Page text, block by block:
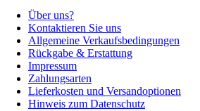
Über uns?
Kontaktieren Sie uns
Allgemeine Verkaufsbedingungen
Rückgabe & Erstattung
Impressum
Zahlungsarten
Lieferkosten und Versandoptionen
Hinweis zum Datenschutz